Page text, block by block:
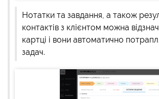
Нотатки та завдання, а також
контактів з клієнтом можна
картці і вони автоматично
задач.